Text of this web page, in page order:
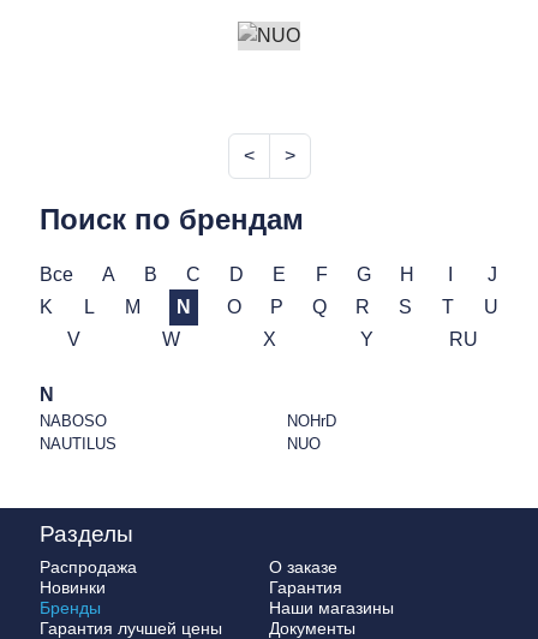
< >
Поиск по брендам
Все A B C D E F G H
J
K
L M N O P Q R S T
U
V
W X Y RU
N
NABOSO
NAUTILUS
NOHrD
NUO
Разделы
Распродажа
Новинки
Бренды
Гарантия лучшей цены
О заказе
Гарантия
Наши магазины
Документы